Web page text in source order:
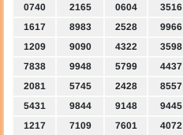
0740
2165 0604 3516
1617
8983 2528 9966
1209
9090 4322 3598
7838
9948 5799 4437
2081
5745 2428 8557
5431
9844 9148 9445
1217
7109 7601 4072